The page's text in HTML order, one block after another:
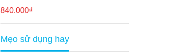
840.000₫
Mẹo sử dụng hay